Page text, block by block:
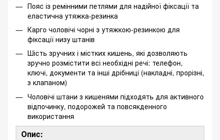
Пояс із ремінними петлями для надійної фіксації та
еластична утяжка-резинка
Карго чоловічі чорні з утяжкою-резинкою для
фіксації низу штанів
Шість зручних і містких кишень, які дозволяють
зручно розмістити всі необхідні речі: телефон,
ключі, документи та інші дрібниці (накладні, прорізні,
з клапаном)
Чоловічі штани з кишенями підходять для активного
відпочинку, подорожей та повсякденного
використання
Опис: